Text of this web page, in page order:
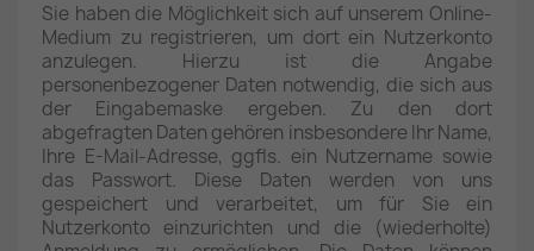
Sie haben die Möglichkeit sich auf unserem Online-
Medium zu registrieren, um dort ein Nutzerkonto
anzulegen. Hierzu ist die Angabe
personenbezogener Daten notwendig, die sich aus
der Eingabemaske ergeben. Zu den dort
abgefragten Daten gehören insbesondere Ihr Name,
Ihre E-Mail-Adresse, ggfls. ein Nutzername sowie
das Passwort. Diese Daten werden von uns
gespeichert und verarbeitet, um für Sie ein
Nutzerkonto einzurichten und die (wiederholte)